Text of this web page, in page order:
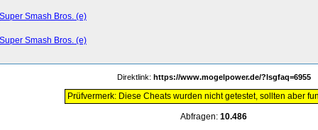
Super Smash Bros. (e)
Super Smash Bros. (e)
Direktlink: https://www.mogelpower.de/?lsgfaq=6955
Prüfvermerk: Diese Cheats wurden nicht getestet, sollten aber
Abfragen: 10.486